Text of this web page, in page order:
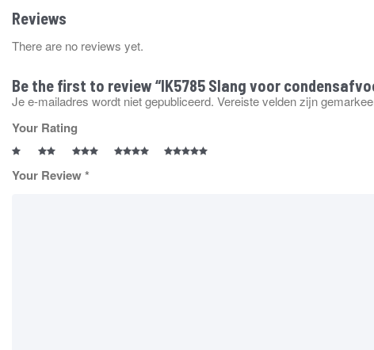
Reviews
There are no reviews yet.
Be the first to review “IK5785 Slang voor
Je e-mailadres wordt niet gepubliceerd. Vereiste velden zijn
Your Rating
Your Review*